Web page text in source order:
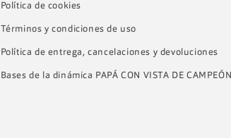
Política de cookies
Términos y condiciones de uso
Política de entrega, cancelaciones y devoluciones
Bases de la dinámica PAPÁ CON VISTA DE CAMPEÓN